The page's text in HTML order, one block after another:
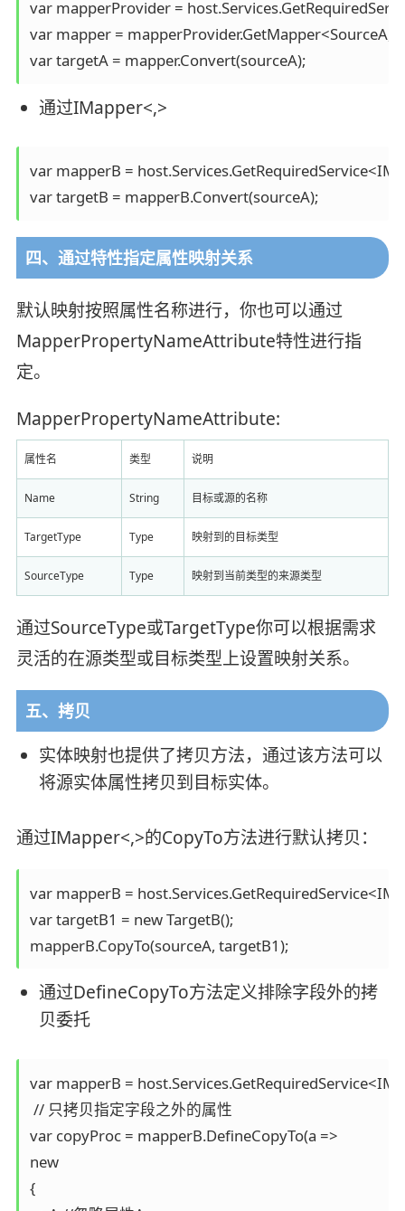
var mapperProvider =
var mapper = mapperProvider.GetMapper<SourceA,
var targetA = mapper.Convert(sourceA);
通过IMapper<,>
var mapperB =
var targetB = mapperB.Convert(sourceA);
四、通过特性指定属性映射关系
默认映射按照属性名称进行，你也可以通过
MapperPropertyNameAttribute特性进行指
定。
MapperPropertyNameAttribute:
属性名 类型 说明
Name String 目标或源的名称
TargetType Type 映射到的目标类型
SourceType Type 映射到当前类型的来源类型
通过SourceType或TargetType你可以根据需求
灵活的在源类型或目标类型上设置映射关系。
五、拷贝
实体映射也提供了拷贝方法，通过该方法可以
将源实体属性拷贝到目标实体。
通过IMapper<,>的CopyTo方法进行默认拷贝：
var mapperB =
var targetB1 = new TargetB();
mapperB.CopyTo(sourceA, targetB1);
通过DefineCopyTo方法定义排除字段外的拷
贝委托
var mapperB =
// 只拷贝指定字段之外的属性
var copyProc = mapperB.DefineCopyTo(a =>
new
{